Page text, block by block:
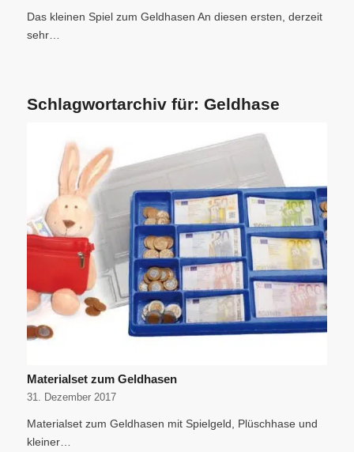
Das kleinen Spiel zum Geldhasen An diesen ersten, derzeit
sehr…
Schlagwortarchiv für: Geldhase
Materialset zum Geldhasen
31. Dezember 2017
Materialset zum Geldhasen mit Spielgeld, Plüschhase und
kleiner…